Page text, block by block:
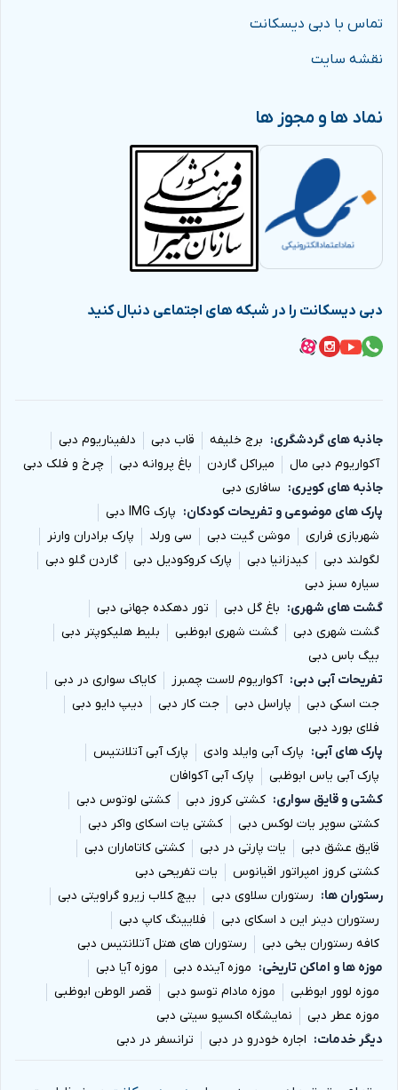
تماس با دبی دیسکانت
نقشه سایت
نماد ها و مجوز ها
دبی دیسکانت را در شبکه های اجتماعی دنبال کنید
جاذبه های گردشگری برج خلیفه قاب دبی
دلفیناریوم دبی
آکواریوم دبی مال
میراکل گاردن باغ پروانه دبی
چرخ و فلک دبی
جاذبه های کویری
سافاری دبی
پارک های موضوعی و تفریحات کودکان
پارک IMG دبی
شهربازی فراری
موشن گیت دبی سی ورلد
پارک برادران وارنر
لگولند دبی
کیدزانیا دبی پارک کروکودیل دبی
گاردن گلو دبی
سیاره سبز دبی
گشت های شهری
باغ گل دبی
تور دهکده جهانی دبی
گشت شهری دبی
گشت شهری ابوظبی
بلیط هلیکوپتر دبی
بیگ باس دبی
تفریحات آبی دبی
آکواریوم لاست چمبرز
کایاک سواری در دبی
جت اسکی دبی
پاراسل دبی جت کار دبی
دیپ دایو دبی
فلای بورد دبی
پارک های آبی
پارک آبی وایلد وادی
پارک آبی آتلانتیس
پارک آبی یاس ابوظبی
پارک آبی آکوافان
کشتی و قایق سواری
کشتی کروز دبی
کشتی لوتوس دبی
کشتی سوپر یات لوکس دبی
کشتی یات اسکای واکر دبی
قایق عشق دبی
یات پارتی در دبی
کشتی کاتاماران دبی
کشتی کروز امپراتور اقیانوس
یات تفریحی دبی
رستوران ها
رستوران سلاوی دبی
بیچ کلاب زیرو گراویتی دبی
رستوران دینر این د اسکای دبی
فلایینگ کاپ دبی
کافه رستوران یخی دبی
رستوران های هتل آتلانتیس دبی
موزه ها و اماکن تاریخی
موزه آینده دبی
موزه آیا دبی
موزه لوور ابوظبی
موزه مادام توسو دبی
قصر الوطن ابوظبی
موزه عطر دبی
نمایشگاه اکسپو سیتی دبی
دیگر خدمات
اجاره خودرو در دبی ترانسفر در دبی